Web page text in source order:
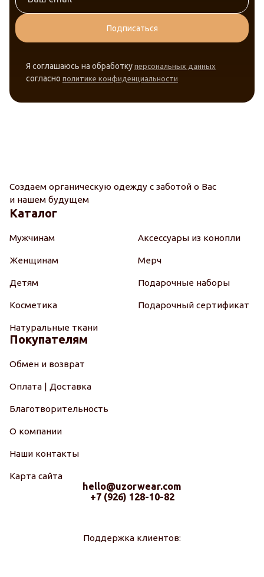
Подписаться
Я соглашаюсь на обработку персональных данных
согласно политике конфиденциальности
Создаем органическую одежду с заботой о Вас
и нашем будущем
Каталог
Мужчинам
Женщинам
Детям
Косметика
Натуральные ткани
Аксессуары из конопли
Мерч
Подарочные наборы
Подарочный сертификат
Покупателям
Обмен и возврат
Оплата | Доставка
Благотворительность
О компании
Наши контакты
Карта сайта
hello@uzorwear.com
+7 (926) 128-10-82
Поддержка клиентов: